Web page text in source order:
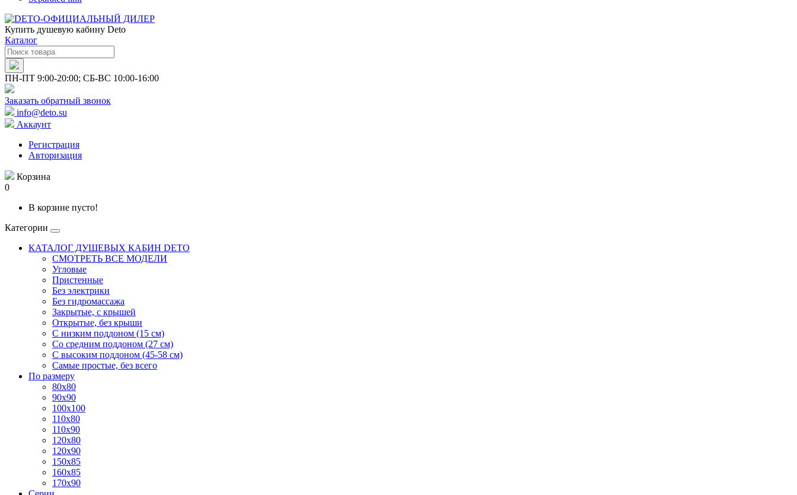
Купить душевую кабину Deto
Каталог
ПН-ПТ 9:00-20:00; СБ-ВС 10:00-16:00
Заказать обратный звонок
info@deto.su
Аккаунт
Регистрация
Авторизация
Корзина
0
В корзине пусто!
Категории
КАТАЛОГ ДУШЕВЫХ КАБИН DETO
СМОТРЕТЬ ВСЕ МОДЕЛИ
Угловые
Пристенные
Без электрики
Без гидромассажа
Закрытые, с крышей
Открытые, без крыши
С низким поддоном (15 см)
Со средним поддоном (27 см)
С высоким поддоном (45-58 см)
Самые простые, без всего
По размеру
80x80
90x90
100x100
110x80
110x90
120x80
120x90
150x85
160x85
170x90